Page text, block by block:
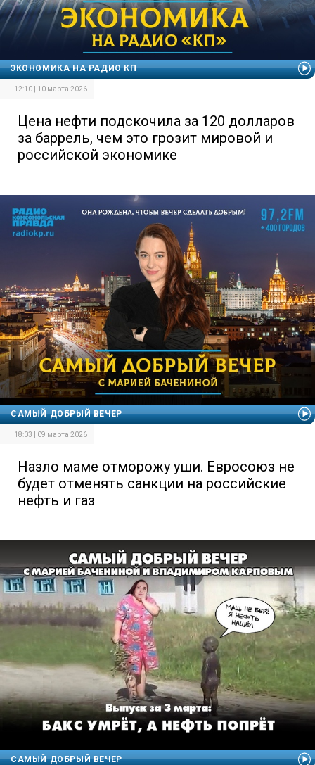
ЭКОНОМИКА НА РАДИО КП
12:10 | 10 марта 2026
Цена нефти подскочила за 120 долларов
за баррель, чем это грозит мировой и
российской экономике
САМЫЙ ДОБРЫЙ ВЕЧЕР
18:03 | 09 марта 2026
Назло маме отморожу уши. Евросоюз не
будет отменять санкции на российские
нефть и газ
САМЫЙ ДОБРЫЙ ВЕЧЕР